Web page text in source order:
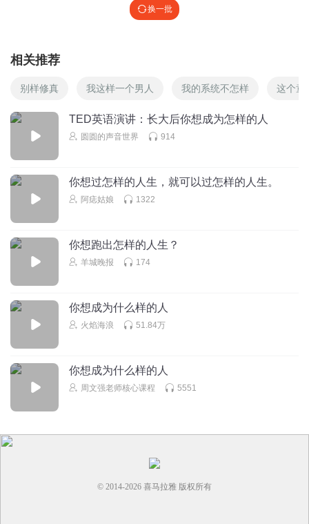
换一批
相关推荐
别样修真 我这样一个男人 我的系统不怎样 这个童
TED英语演讲：长大后你想成为怎样的人
圆圆的声音世界 914
你想过怎样的人生，就可以过怎样的人生。
阿痣姑娘 1322
你想跑出怎样的人生？
羊城晚报 174
你想成为什么样的人
火焰海浪 51.84万
你想成为什么样的人
周文强老师核心课程 5551
© 2014-2026 喜马拉雅 版权所有